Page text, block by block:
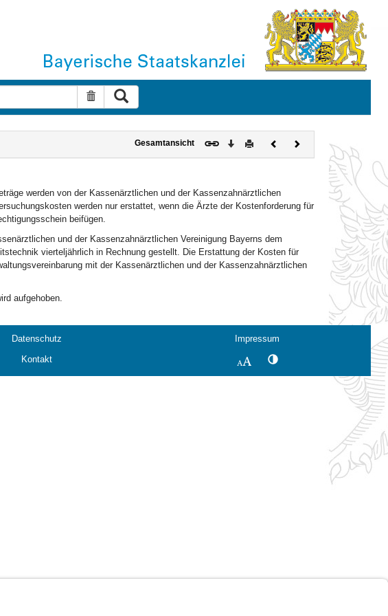
Suche zurücksetzen
Gesamtansicht Download
DruckenVorherigesNächstes
Dokument
werden von der Kassenärztlichen und der Kassenzahnärztlichen
werden nur erstattet, wenn die Ärzte der Kostenforderung für
beifügen.
und der Kassenzahnärztlichen Vereinigung Bayerns dem
vierteljährlich in Rechnung gestellt. Die Erstattung der Kosten für
mit der Kassenärztlichen und der Kassenzahnärztlichen
aufgehoben.
Datenschutz
Impressum
Kontakt SchriftgrößeKontrastwechsel